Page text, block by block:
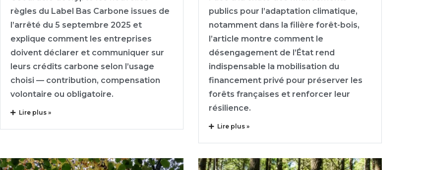
règles du Label Bas Carbone issues de
l’arrêté du 5 septembre 2025 et
explique comment les entreprises
doivent déclarer et communiquer sur
leurs crédits carbone selon l’usage
choisi — contribution, compensation
volontaire ou obligatoire.
Lire plus »
publics pour l’adaptation climatique,
notamment dans la filière forêt-bois,
l’article montre comment le
désengagement de l’État rend
indispensable la mobilisation du
financement privé pour préserver les
forêts françaises et renforcer leur
résilience.
Lire plus »